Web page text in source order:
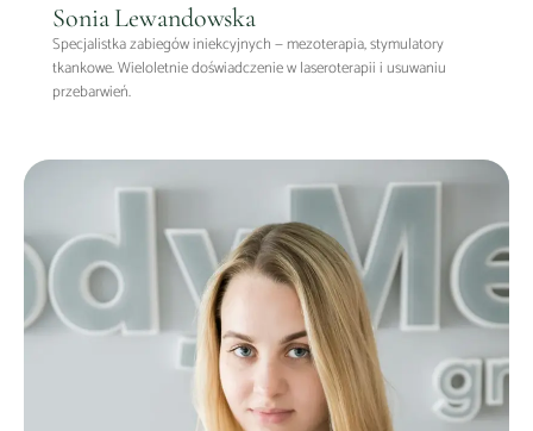
Sonia Lewandowska
Specjalistka zabiegów iniekcyjnych — mezoterapia, stymulatory
tkankowe. Wieloletnie doświadczenie w laseroterapii i usuwaniu
przebarwień.